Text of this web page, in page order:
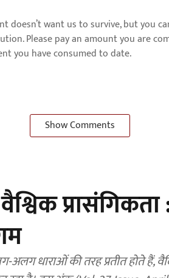
doesn’t want us to survive, but you
Please pay an amount you are
you have consumed to date.
Show Comments
धाराओं की तरह प्रतीत होते हैं,